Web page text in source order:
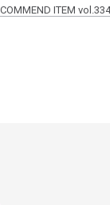
ITEM vol.334